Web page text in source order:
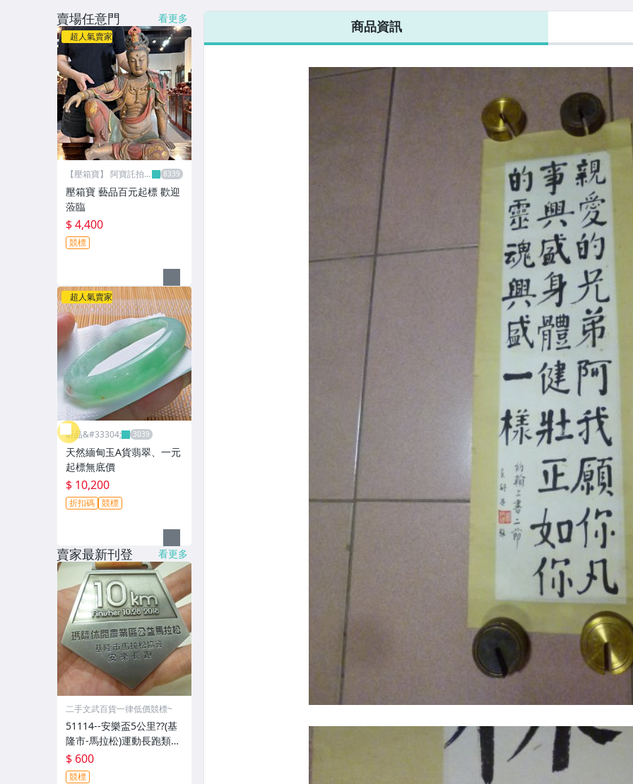
商品資訊
賣場任意門 看更多
超人氣賣家
【壓箱寶】 阿寶託拍
壓箱寶 藝品百元起標 歡迎
蒞臨
$ 4,400
競標
超人氣賣家
昕品&#33304;
天然緬甸玉A貨翡翠、一元
起標無底價
$ 10,200
折扣碼 競標
賣家最新刊登 看更多
二手文武百貨一律低價競標~
51114--安樂盃5公里??(基
隆市-馬拉松)運動長跑類20
18年-精緻獎牌??紀念章??
(金屬材質-郵寄免運費)
$ 600
競標